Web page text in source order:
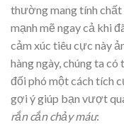
thường mang tính
mạnh mẽ ngay cả khi
cảm xúc tiêu cực này
hàng ngày, chúng ta
đối phó một cách tích
gợi ý giúp bạn vượt
rắn cắn chảy máu: